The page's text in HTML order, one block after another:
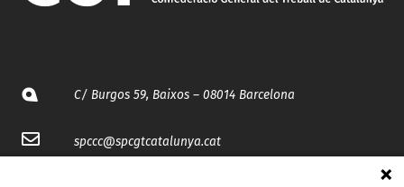
C/ Burgos 59, Baixos – 08014 Barcelona
spccc@spcgtcatalunya.cat